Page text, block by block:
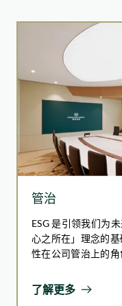
松龄临床实习
松龄深知在康健
性，于报告期内推
期近两个月的计
的学生提供实习
控制、药物管理
实战能力。
凭借此学生实习计
案，积极吸引更多
时，全面提升专业
展注入持久动力。
香港绿色建筑週
为响应香港绿色建筑週
活动。活动以红、蓝、
舒适、高效资源、环境
办公场所，持续深化职
管治
ESG 是引领我们为
心之所在」理念的
性在公司管治上的
有效的 ESG 管治和
强健的 ESG 管治体
了解更多